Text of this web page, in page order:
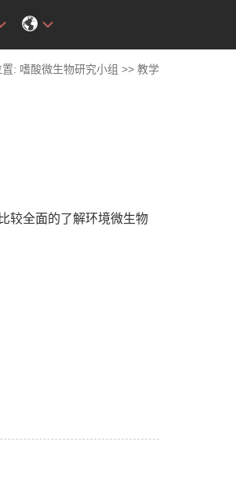
置: 嗜酸微生物研究小组 >>教学
较全面的了解环境微生物